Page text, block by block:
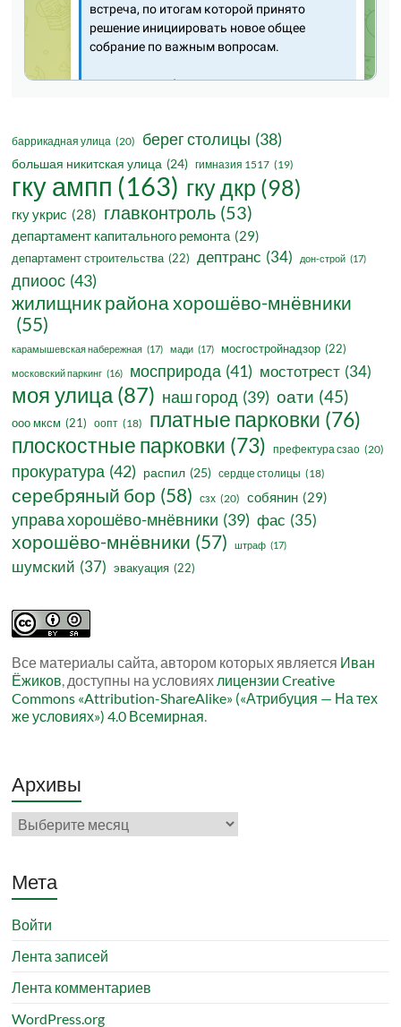
баррикадная улица (20) берег столицы (38)
большая никитская улица (24) гимназия 1517 (19)
гку ампп (163) гку дкр (98)
гку укрис (28) главконтроль (53)
департамент капитального ремонта (29)
департамент строительства (22) дептранс (34) дон-строй (17)
дпиоос (43)
жилищник района хорошёво-мнёвники
(55)
карамышевская набережная (17) мади (17) мосгостройнадзор (22)
московский паркинг (16) мосприрода (41) мостотрест (34)
моя улица(87) наш город (39) оати (45)
ооо мксм (21) оопт (18) платные парковки (76)
плоскостные парковки (73) префектура сзао (20)
прокуратура (42) распил (25) сердце столицы (18)
серебряный бор (58) сзх (20) собянин (29)
управа хорошёво-мнёвники (39) фас (35)
хорошёво-мнёвники (57) штраф (17)
шумский (37) эвакуация (22)
Все материалы сайта, автором которых является Иван
Ёжиков, доступны на условиях лицензии Creative
Commons «Attribution-ShareAlike» («Атрибуция — На тех
же условиях») 4.0 Всемирная.
Архивы
Архивы
Мета
Войти
Лента записей
Лента комментариев
WordPress.org